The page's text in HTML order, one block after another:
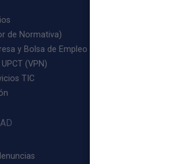
de Normativa)
y Bolsa de Empleo (PEM)
(VPN)
TIC